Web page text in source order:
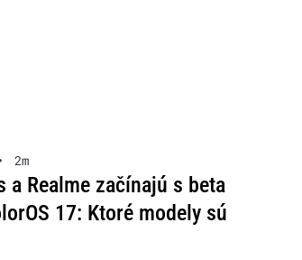
2m
a Realme začínajú s beta
17: Ktoré modely sú